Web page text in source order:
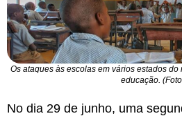
Os ataques às escolas em vários estados
educação.
No dia 29 de junho, uma